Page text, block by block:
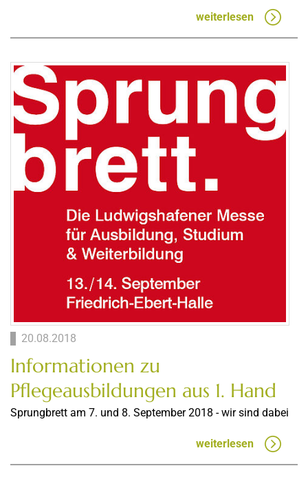
weiterlesen
20.08.2018
Informationen zu
Pflegeausbildungen aus 1. Hand
Sprungbrett am 7. und 8. September 2018 - wir sind dabei
weiterlesen